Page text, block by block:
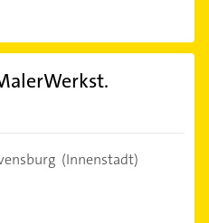
(Innenstadt)